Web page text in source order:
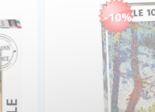
-10%